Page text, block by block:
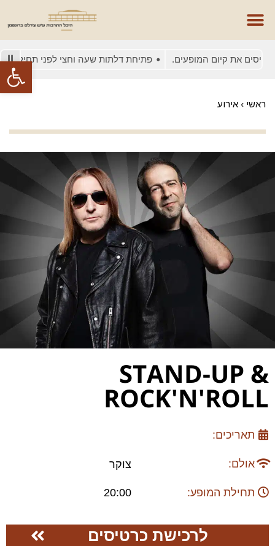
פתח את קיום המופעים. פתיחת דלתות שעה וחצי לפני תחילת
ראשי › אירוע
STAND-UP &
ROCK'N'ROLL
תאריכים:
אולם: צוקר
תחילת המופע: 20:00
לרכישת כרטיסים